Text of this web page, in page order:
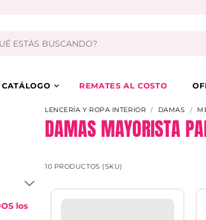
CATÁLOGO REMATES AL COSTO
los
LENCERÍA Y ROPA INTERIOR DAMAS
DAMAS MAYORISTA
10 PRODUCTOS (SKU)